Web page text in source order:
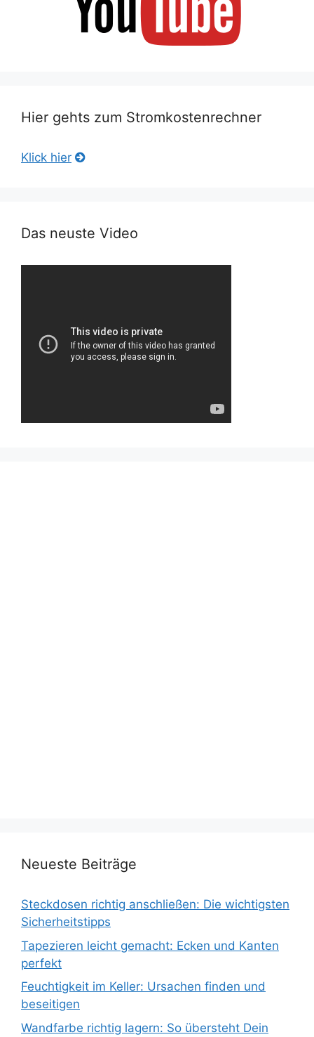
Hier gehts zum Stromkostenrechner
Klick hier
Das neuste Video
Neueste Beiträge
Steckdosen richtig anschließen: Die wichtigsten
Sicherheitstipps
Tapezieren leicht gemacht: Ecken und Kanten
perfekt
Feuchtigkeit im Keller: Ursachen finden und
beseitigen
Wandfarbe richtig lagern: So übersteht Dein